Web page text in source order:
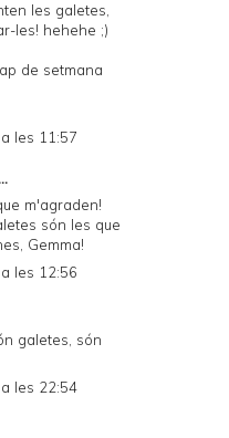
les galetes,
les! hehehe ;)
de setmana
les 11:57
m'agraden!
són les que
Gemma!
les 12:56
galetes, són
les 22:54